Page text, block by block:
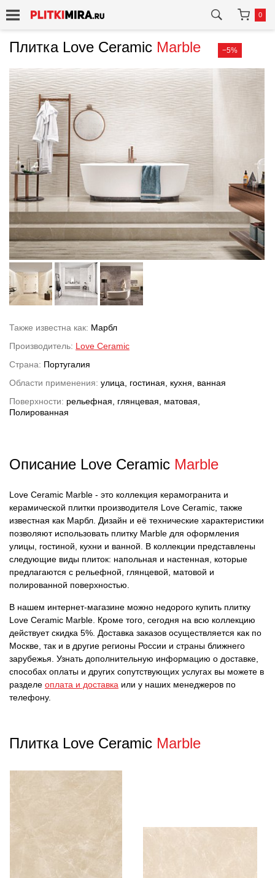
0
Плитка Love Ceramic Marble −5%
Также известна как: Марбл
Производитель: Love Ceramic
Страна: Португалия
Области применения: улица, гостиная, кухня, ванная
Поверхности: рельефная, глянцевая, матовая,
Полированная
Описание Love Ceramic Marble
Love Ceramic Marble - это коллекция керамогранита и
керамической плитки производителя Love Ceramic, также
известная как Марбл. Дизайн и её технические характеристики
позволяют использовать плитку Marble для оформления
улицы, гостиной, кухни и ванной. В коллекции представлены
следующие виды плиток: напольная и настенная, которые
предлагаются с рельефной, глянцевой, матовой и
полированной поверхностью.
В нашем интернет-магазине можно недорого купить плитку
Love Ceramic Marble. Кроме того, сегодня на всю коллекцию
действует скидка 5%. Доставка заказов осуществляется как по
Москве, так и в другие регионы России и страны ближнего
зарубежья. Узнать дополнительную информацию о доставке,
способах оплаты и других сопутствующих услугах вы можете в
разделе оплата и доставка или у наших менеджеров по
телефону.
Плитка Love Ceramic Marble